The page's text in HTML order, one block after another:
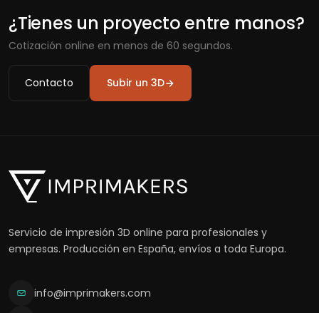
¿Tienes un proyecto entre manos?
Cotización online en menos de 60 segundos.
Contacto Subir un 3D
Servicio de impresión 3D online para profesionales y
empresas. Producción en España, envíos a toda Europa.
info@imprimakers.com